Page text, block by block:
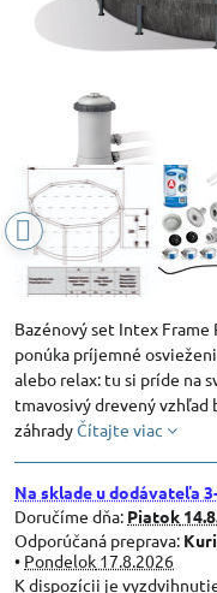
Bazénový set Intex Frame
ponúka príjemné
alebo relax: tu si príde na
tmavosivý drevený vzhľad
záhradyČítajte viac
Na sklade u dodávateľa
Doručíme dňa: Piatok
• Pondelok 17.8.2026